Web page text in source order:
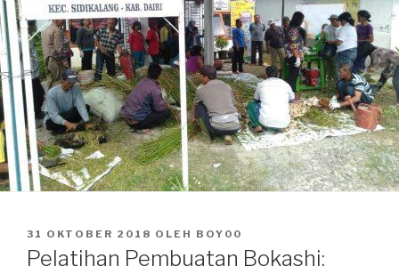
DIPOSKAN
PADA
31 OKTOBER 2018 OLEH BOY00
Pelatihan Pembuatan Bokashi: